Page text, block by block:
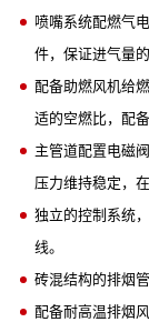
喷嘴系统配燃气
件，保证进气量
配备助燃风机给
适的空燃比，配
主管道配置电磁
压力维持稳定，
独立的控制系统
线。
砖混结构的排烟
配备耐高温排烟